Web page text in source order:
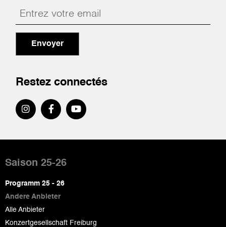
Envoyer
Restez connectés
de
page
Saison 25-26
Programm 25 - 26
Andere Anbieter
Alle Anbieter
Konzertgesellschaft Freiburg